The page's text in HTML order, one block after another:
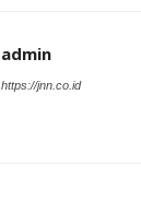
admin
https://jnn.co.id